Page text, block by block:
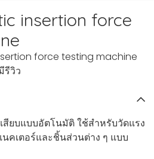
insertion force
force testing machine
รีวิว
สียบแบบอัตโนมัติ ใช้สำหรับวัดแรง
คเตอร์และชิ้นส่วนต่าง ๆ แบบ